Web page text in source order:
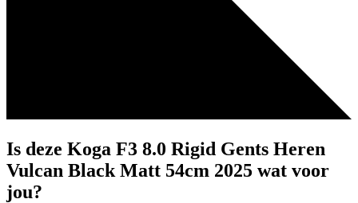
Is deze Koga F3 8.0 Rigid Gents Heren
Vulcan Black Matt 54cm 2025 wat voor
jou?